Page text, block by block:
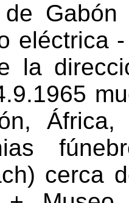
de
eléctrica
la
cerca